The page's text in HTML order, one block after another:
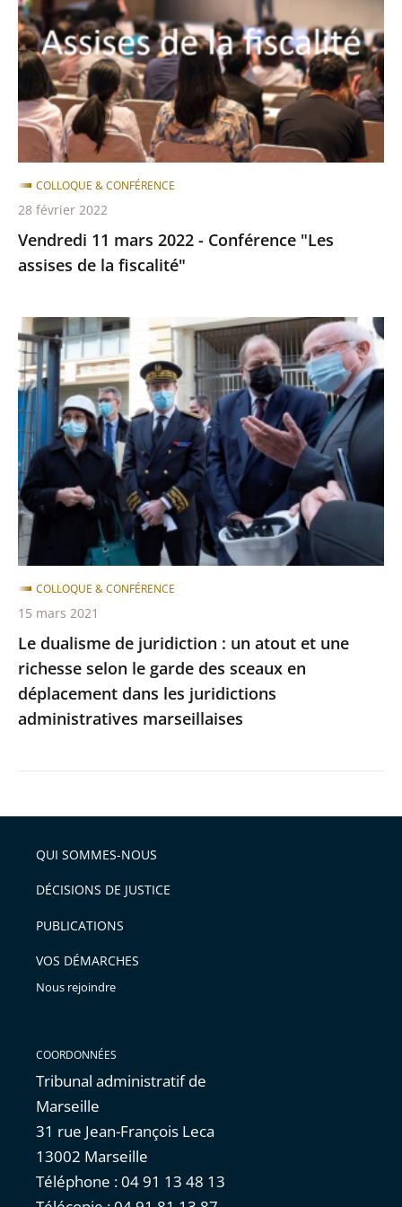
-
Conférence
"Les
assises
de
fiscalité"
Vendredi 11 mars 2022 - Conférence "Les
assises de la fiscalité"
COLLOQUE & CONFÉRENCE
28 février 2022
Le
dualisme
de
juridiction
:
un
atout
et
une
richesse
selon
le
des
sceaux
en
déplacement
marseillaises
Le dualisme de juridiction : un atout et une
richesse selon le garde des sceaux en
déplacement dans les juridictions
administratives marseillaises
COLLOQUE & CONFÉRENCE
15 mars 2021
QUI SOMMES-NOUS
DÉCISIONS DE JUSTICE
PUBLICATIONS
VOS DÉMARCHES
Nous rejoindre
COORDONNÉES
Tribunal administratif de
Marseille
31 rue Jean-François Leca
13002 Marseille
Téléphone : 04 91 13 48 13